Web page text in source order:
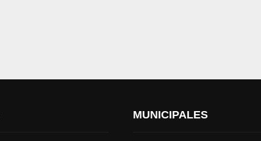
MUNICIPALES